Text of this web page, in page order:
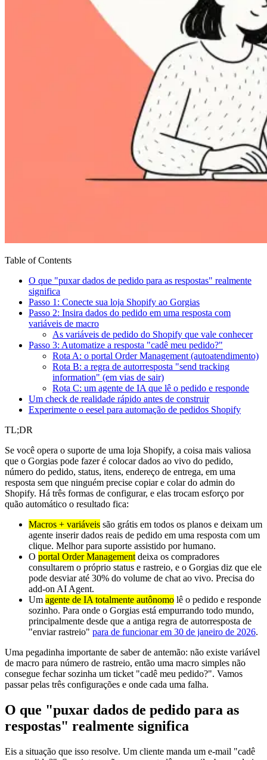
Table of Contents
O que "puxar dados de pedido para as respostas" realmente
significa
Passo 1: Conecte sua loja Shopify ao Gorgias
Passo 2: Insira dados do pedido em uma resposta com
variáveis de macro
As variáveis de pedido do Shopify que vale conhecer
Passo 3: Automatize a resposta "cadê meu pedido?"
Rota A: o portal Order Management (autoatendimento)
Rota B: a regra de autorresposta "send tracking
information" (em vias de sair)
Rota C: um agente de IA que lê o pedido e responde
Um check de realidade rápido antes de construir
Experimente o eesel para automação de pedidos Shopify
TL;DR
Se você opera o suporte de uma loja Shopify, a coisa mais valiosa
que o Gorgias pode fazer é colocar dados ao vivo do pedido,
número do pedido, status, itens, endereço de entrega, em uma
resposta sem que ninguém precise copiar e colar do admin do
Shopify. Há três formas de configurar, e elas trocam esforço por
quão automático o resultado fica:
Macros + variáveis são grátis em todos os planos e deixam um
agente inserir dados reais de pedido em uma resposta com um
clique. Melhor para suporte assistido por humano.
O portal Order Management deixa os compradores
consultarem o próprio status e rastreio, e o Gorgias diz que ele
pode desviar até 30% do volume de chat ao vivo. Precisa do
add-on AI Agent.
Um agente de IA totalmente autônomo lê o pedido e responde
sozinho. Para onde o Gorgias está empurrando todo mundo,
principalmente desde que a antiga regra de autorresposta de
"enviar rastreio" para de funcionar em 30 de janeiro de 2026.
Uma pegadinha importante de saber de antemão: não existe variável
de macro para número de rastreio, então uma macro simples não
consegue fechar sozinha um ticket "cadê meu pedido?". Vamos
passar pelas três configurações e onde cada uma falha.
O que "puxar dados de pedido para as
respostas" realmente significa
Eis a situação que isso resolve. Um cliente manda um e-mail "cadê